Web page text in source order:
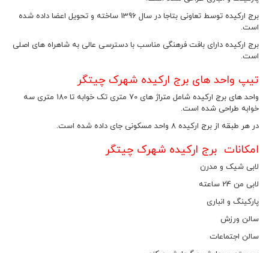
برج ارکیده توسط تعاونی بتاجا در سال 1396 ساخته و تحویل اعضا داده شده
است.
برج ارکیده دارای بافت فرهنگی مناسب با دسترسی عالی به شاهراه های اصلی
است.
تیپ واحد های برج ارکیده شهرک چیتگر
واحد های برج ارکیده شامل متراژ های 70 متری تک خوابه تا 180 متری سه
خوابه طراحی شده است.
در هر طبقه از برج ارکیده 8 واحد مسکونی جای داده شده است.
امکانات برج ارکیده شهرک چیتگر
لابی شیک و مدرن
لابی من 24 ساعته
پارکینگ و انباری
سالن ورزش
سالن اجتماعات